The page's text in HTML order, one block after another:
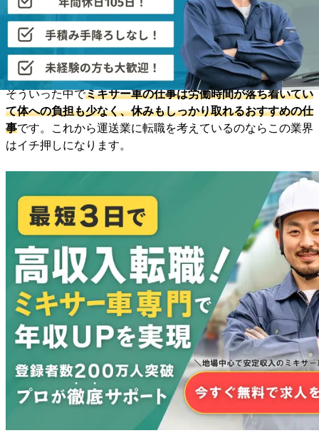
最近では、運送業界も働き方改革による、労働時間の短縮が
少しずつ進んでいるように感じます。ですが業界全体として
は、まだまだ道半ばといったところです。
そういった中でミキサー車の仕事は労働時間が落ち着いてい
て体への負担も少なく、休みもしっかり取れるおすすめの仕
事です。これから運送業に転職を考えているのならこの業界
はイチ押しになります。